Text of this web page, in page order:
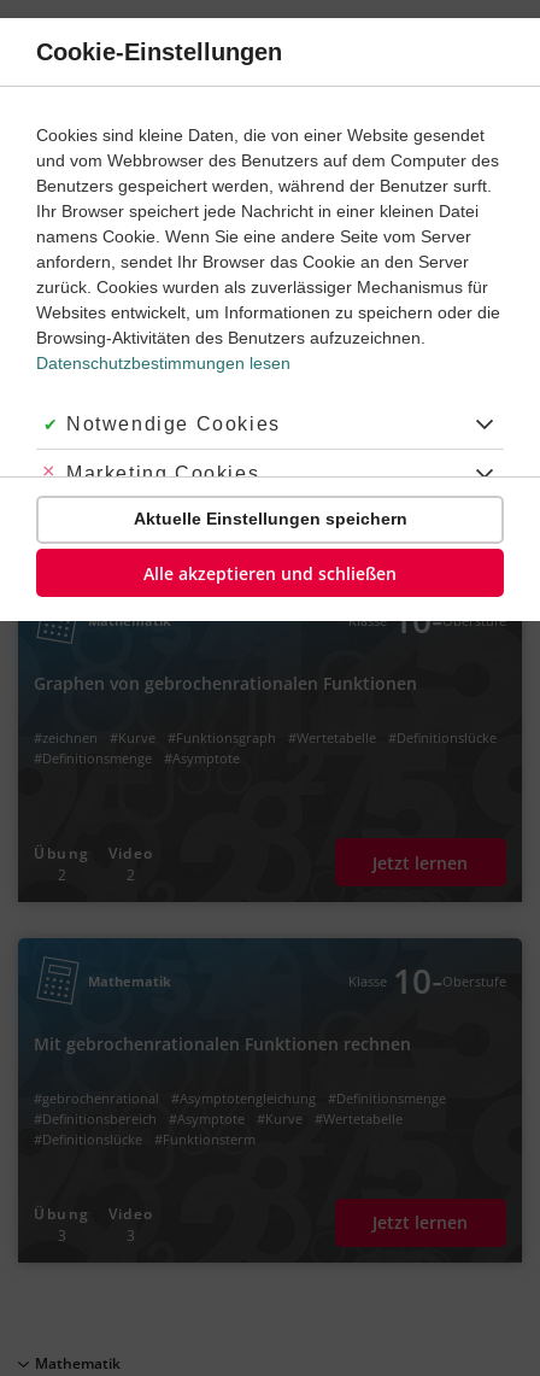
Direkt
Inhalt
Lernwege mit Erklär- und Anleitungsvideos
Mathematik Oberstufe
Definitionsbereich
#Funktionsgleichung
Übung
Video
Jetzt lernen
Mathematik Klasse 10‐Oberstufe
Graphen von gebrochenrationalen Funktionen
#zeichnen #Kurve #Funktionsgraph #Wertetabelle
#Definitionslücke
#Definitionsmenge
#Asymptote
Übung
2
Video
2
Jetzt lernen
Mathematik Klasse 10‐Oberstufe
Mit gebrochenrationalen Funktionen rechnen
#gebrochenrational #Asymptotengleichung
#Definitionsmenge
#Definitionsbereich
#Asymptote #Kurve
#Wertetabelle
#Definitionslücke
#Funktionsterm
Übung
3
Video
3
Jetzt lernen
Mathematik
Cookie-Einstellungen
Cookies sind kleine Daten, die von einer Website gesendet
und vom Webbrowser des Benutzers auf dem Computer des
Benutzers gespeichert werden, während der Benutzer surft.
Ihr Browser speichert jede Nachricht in einer kleinen Datei
namens Cookie. Wenn Sie eine andere Seite vom Server
anfordern, sendet Ihr Browser das Cookie an den Server
zurück. Cookies wurden als zuverlässiger Mechanismus für
Websites entwickelt, um Informationen zu speichern oder die
Browsing-Aktivitäten des Benutzers aufzuzeichnen.
Datenschutzbestimmungen lesen
Akzeptiert:
Notwendige Cookies
Abgelehnt:
Marketing Cookies
Abgelehnt:
Personalisierungs-Cookies
Aktuelle Einstellungen speichern
Alle akzeptieren und schließen